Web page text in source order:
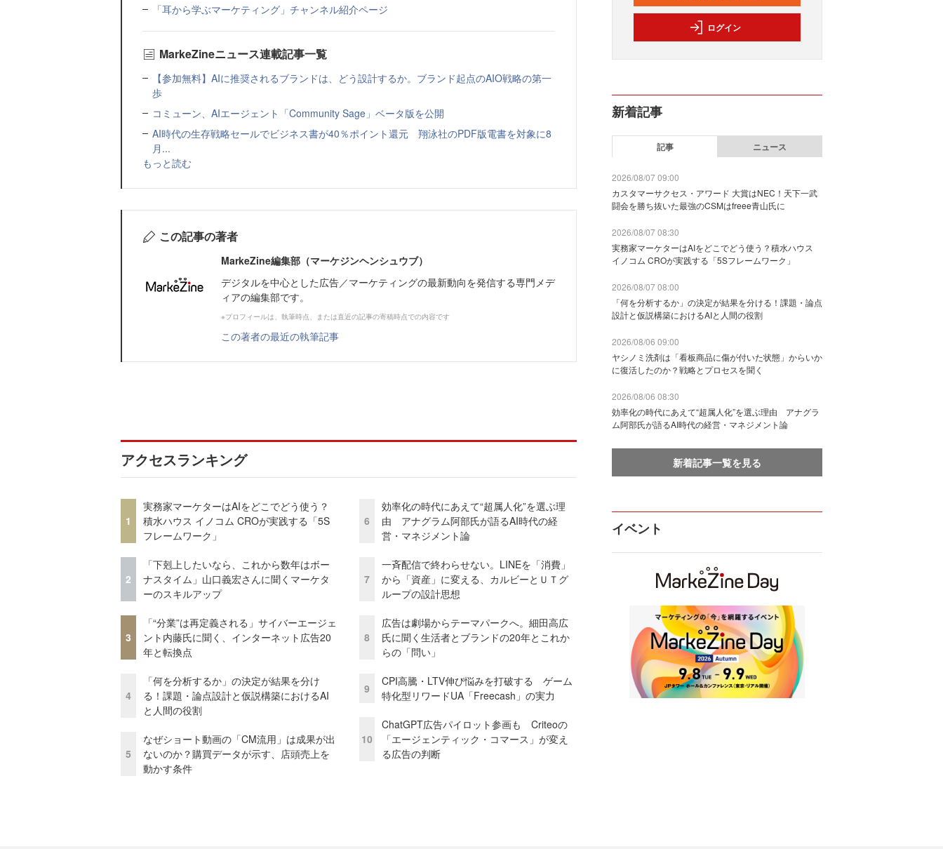
「耳から学ぶマーケティング」チャンネル紹介ページ
MarkeZineニュース連載記事一覧
【参加無料】AIに推奨されるブランドは、どう設計するか。ブランド起点のAIO戦略の第一
歩
コミューン、AIエージェント「Community Sage」ベータ版を公開
AI時代の生存戦略セールでビジネス書が40％ポイント還元 翔泳社のPDF版電書を対象に8
月...
もっと読む
この記事の著者
MarkeZine編集部（マーケジンヘンシュウブ）
デジタルを中心とした広告／マーケティングの最新動向を発信する専門メデ
ィアの編集部です。
※プロフィールは、執筆時点、または直近の記事の寄稿時点での内容です
この著者の最近の執筆記事
アクセスランキング
1
実務家マーケターはAIをどこでどう使う？
積水ハウス イノコム CROが実践する「5S
フレームワーク」
2
「下剋上したいなら、これから数年はボー
ナスタイム」山口義宏さんに聞くマーケタ
ーのスキルアップ
3
「“分業”は再定義される」サイバーエージェ
ント内藤氏に聞く、インターネット広告20
年と転換点
4
「何を分析するか」の決定が結果を分け
る！課題・論点設計と仮説構築におけるAI
と人間の役割
5
なぜショート動画の「CM流用」は成果が出
ないのか？購買データが示す、店頭売上を
動かす条件
6
効率化の時代にあえて“超属人化”を選ぶ理
由 アナグラム阿部氏が語るAI時代の経
営・マネジメント論
7
一斉配信で終わらせない。LINEを「消費」
から「資産」に変える、カルビーとＵＴグ
ループの設計思想
8
広告は劇場からテーマパークへ。細田高広
氏に聞く生活者とブランドの20年とこれか
らの「問い」
9
CPI高騰・LTV伸び悩みを打破する ゲーム
特化型リワードUA「Freecash」の実力
10
ChatGPT広告パイロット参画も Criteoの
「エージェンティック・コマース」が変え
る広告の判断
ログイン
新着記事
記事 ニュース
2026/08/07 09:00
カスタマーサクセス・アワード 大賞はNEC！天下一武
闘会を勝ち抜いた最強のCSMはfreee青山氏に
2026/08/07 08:30
実務家マーケターはAIをどこでどう使う？積水ハウス
イノコム CROが実践する「5Sフレームワーク」
2026/08/07 08:00
「何を分析するか」の決定が結果を分ける！課題・論点
設計と仮説構築におけるAIと人間の役割
2026/08/06 09:00
ヤシノミ洗剤は「看板商品に傷が付いた状態」からいか
に復活したのか？戦略とプロセスを聞く
2026/08/06 08:30
効率化の時代にあえて“超属人化”を選ぶ理由 アナグラ
ム阿部氏が語るAI時代の経営・マネジメント論
新着記事一覧を見る
イベント